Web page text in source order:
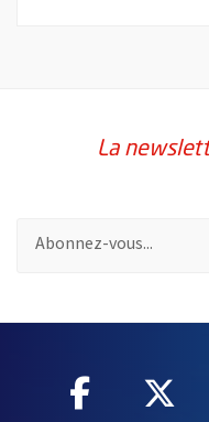
La
Facebook
, Ouvre